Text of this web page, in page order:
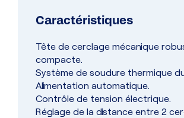
Caractéristiques
Tête de cerclage mécanique
compacte.
Système de soudure thermique
Alimentation automatique.
Contrôle de tension électrique.
Réglage de la distance entre 2